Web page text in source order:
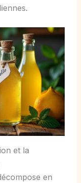
et la
en